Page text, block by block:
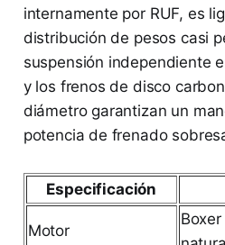
internamente por RUF, es
distribución de pesos casi
suspensión independiente
y los frenos de disco
diámetro garantizan un
potencia de frenado
Especificación
Motor